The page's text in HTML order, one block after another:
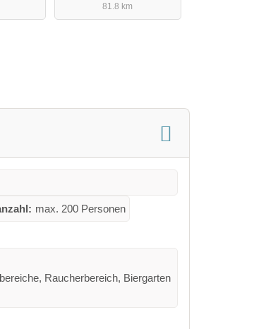
81.8 km
max. 200 Personen
Raucherbereich, Biergarten